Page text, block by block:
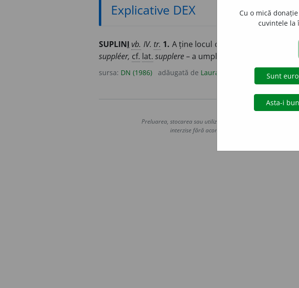
Explicative DEX
SUPLINI vb. IV. tr. 1. A ține locul cuiva (care lipsește).
suppléer, cf. lat. supplere– a umple din nou].
sursa: DN (1986) adăugată de LauraGellner acțiuni
Copyright ©
Preluarea, stocarea sau utilizarea datelor de pe acest site,
interzise fără acordul nostru prealabil scris, cu
Cu o mică
cuvintele la